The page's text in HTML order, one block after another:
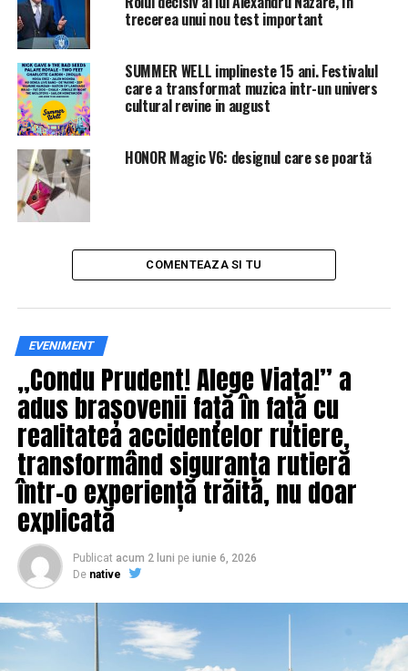
diferenţial activ. Vehciulul ajunge la 100 km/h în nu mai
mult de 3,7 secunde.
IasiAZI.ro
ARTICOLE PE ACEIASI TEMA:
URMATORUL
Fiul lui Liviu Dragnea şi-a cumpărat o mașină de circa
200.000 de euro | IasiAZI.ro
NU RATATI
trecerea unui nou test important
SUMMER WELL implineste 15 ani. Festivalul
care a transformat muzica intr-un univers
cultural revine in august
HONOR Magic V6: designul care se poartă
COMENTEAZA SI TU
EVENIMENT
„Condu Prudent! Alege Viața!” a
adus brașovenii față în față cu
realitatea accidentelor rutiere,
transformând siguranța rutieră
într-o experiență trăită, nu doar
explicată
Publicat acum 2 luni pe iunie 6, 2026
De native